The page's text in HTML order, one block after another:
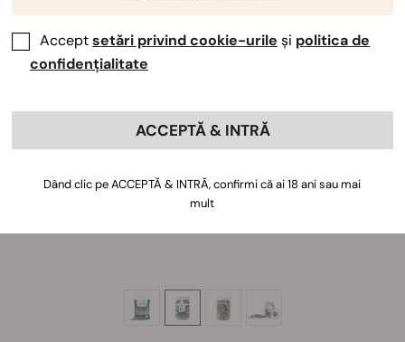
Acceptsetări privind cookie-urile și politica de
confidențialitate
ACCEPTĂ & INTRĂ
Dând clic pe ACCEPTĂ & INTRĂ, confirmi că ai 18 ani sau mai
mult